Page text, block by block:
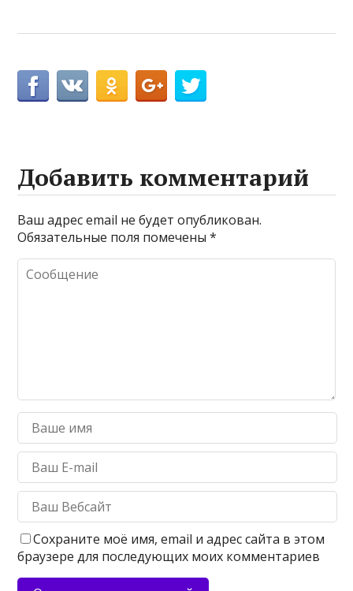
Добавить комментарий
Ваш адрес email не будет опубликован.
Обязательные поля помечены*
Сохраните моё имя, email и адрес сайта в этом
браузере для последующих моих комментариев